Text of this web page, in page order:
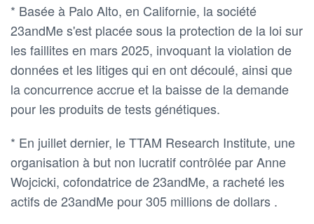
* Basée à Palo Alto, en Californie, la société
23andMe s'est placée sous la protection de la loi sur
les faillites en mars 2025, invoquant la violation de
données et les litiges qui en ont découlé, ainsi que
la concurrence accrue et la baisse de la demande
pour les produits de tests génétiques.
* En juillet dernier, le TTAM Research Institute, une
organisation à but non lucratif contrôlée par Anne
Wojcicki, cofondatrice de 23andMe, a racheté les
actifs de 23andMe pour 305 millions de dollars .